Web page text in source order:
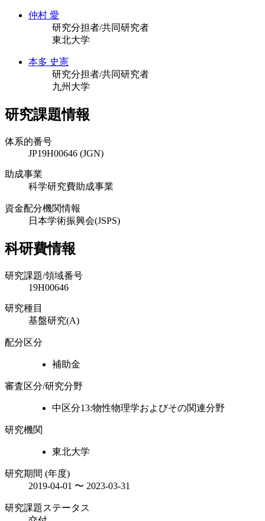
仲村 愛
研究分担者/共同研究者
東北大学
本多 史憲
研究分担者/共同研究者
九州大学
研究課題情報
体系的番号
JP19H00646 (JGN)
助成事業
科学研究費助成事業
資金配分機関情報
日本学術振興会(JSPS)
科研費情報
研究課題/領域番号
19H00646
研究種目
基盤研究(A)
配分区分
補助金
審査区分/研究分野
中区分13:物性物理学およびその関連分野
研究機関
東北大学
研究期間 (年度)
2019-04-01 〜 2023-03-31
研究課題ステータス